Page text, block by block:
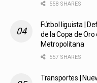
558 SHARES
Fútbol liguista |
de la Copa de
Metropolitana
557 SHARES
Transportes |